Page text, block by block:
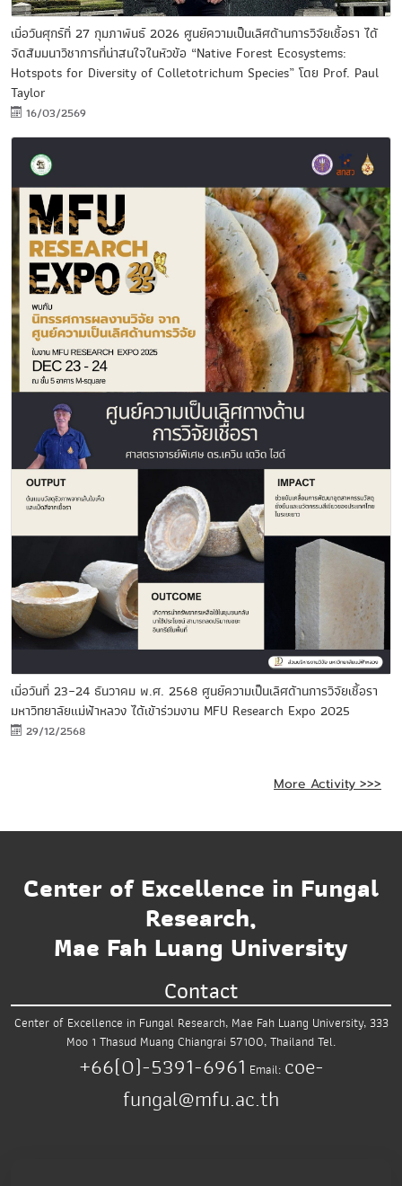
เมื่อวันศุกร์ที่ 27 กุมภาพันธ์ 2026 ศูนย์ความเป็นเลิศด้านการวิจัยเชื้อรา ได้
จัดสัมมนาวิชาการที่น่าสนใจในหัวข้อ “Native Forest Ecosystems:
Hotspots for Diversity of Colletotrichum Species” โดย Prof. Paul
Taylor
16/03/2569
เมื่อวันที่ 23–24 ธันวาคม พ.ศ. 2568 ศูนย์ความเป็นเลิศด้านการวิจัยเชื้อรา
มหาวิทยาลัยแม่ฟ้าหลวง ได้เข้าร่วมงาน MFU Research Expo 2025
29/12/2568
More Activity >>>
Center of Excellence in Fungal
Research,
Mae Fah Luang University
Contact
Center of Excellence in Fungal Research, Mae Fah Luang University, 333
Moo 1 Thasud Muang Chiangrai 57100, ThailandTel.
+66(0)-5391-6961 Email: coe-
fungal@mfu.ac.th